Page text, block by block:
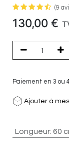
(9
130,00 €
Paiement en 3 ou
Ajouter à
Longueur: 60